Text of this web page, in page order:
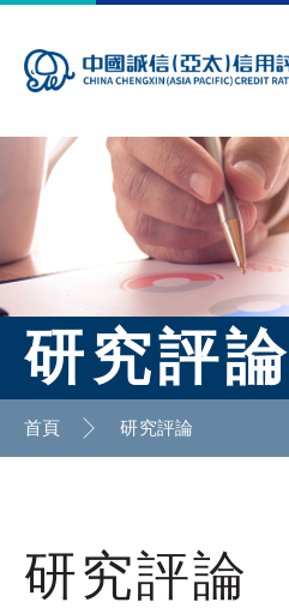
研究評論
首頁 研究評論
研究評論